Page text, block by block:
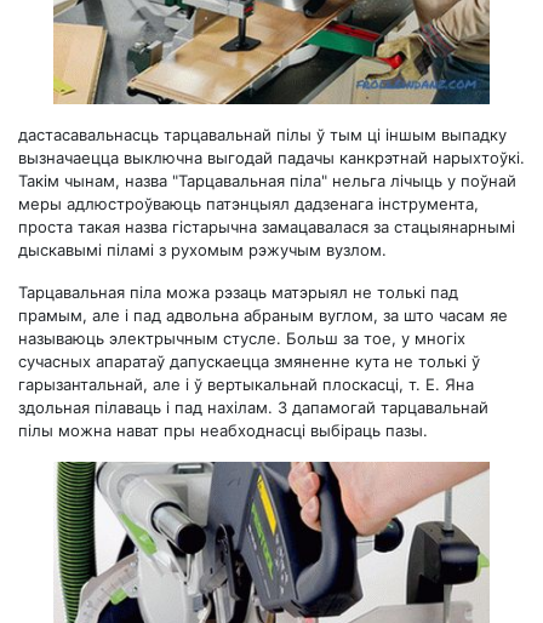
дастасавальнасць тарцавальнай пілы ў тым ці іншым выпадку
вызначаецца выключна выгодай падачы канкрэтнай нарыхтоўкі.
Такім чынам, назва "Тарцавальная піла" нельга лічыць у поўнай
меры адлюстроўваюць патэнцыял дадзенага інструмента,
проста такая назва гістарычна замацавалася за стацыянарнымі
дыскавымі піламі з рухомым рэжучым вузлом.
Тарцавальная піла можа рэзаць матэрыял не толькі пад
прамым, але і пад адвольна абраным вуглом, за што часам яе
называюць электрычным стусле. Больш за тое, у многіх
сучасных апаратаў дапускаецца змяненне кута не толькі ў
гарызантальнай, але і ў вертыкальнай плоскасці, т. Е. Яна
здольная пілаваць і пад нахілам. З дапамогай тарцавальнай
пілы можна нават пры неабходнасці выбіраць пазы.